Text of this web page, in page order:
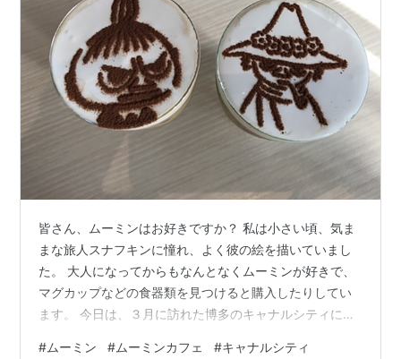
皆さん、ムーミンはお好きですか？ 私は小さい頃、気ま
まな旅人スナフキンに憧れ、よく彼の絵を描いていまし
た。 大人になってからもなんとなくムーミンが好きで、
マグカップなどの食器類を見つけると購入したりしてい
ます。 今日は、３月に訪れた博多のキャナルシティにあ
#ムーミン #ムーミンカフェ #キャナルシティ